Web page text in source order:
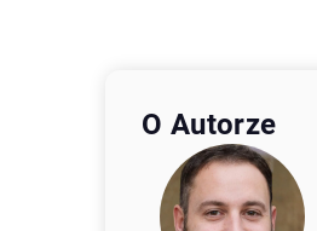
O Autorze